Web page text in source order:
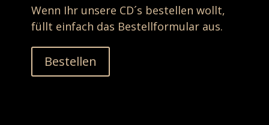
Wenn Ihr unsere CD´s bestellen wollt,
füllt einfach das Bestellformular aus.
Bestellen